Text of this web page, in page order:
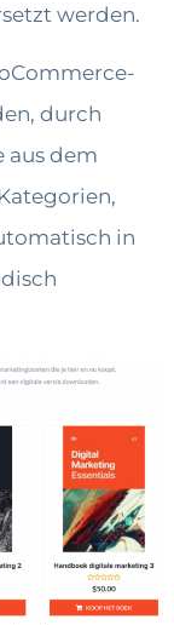
werden.
durch
aus dem
in